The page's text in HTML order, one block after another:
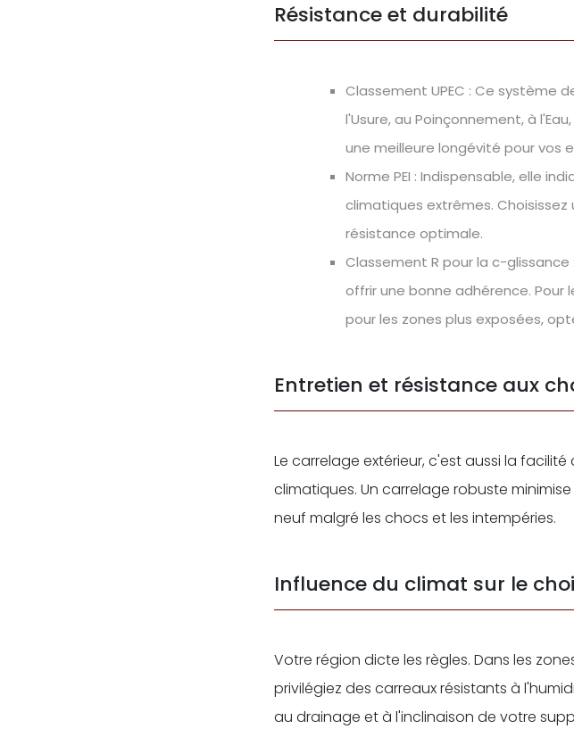
Résistance et durabilité
Classement UPEC : Ce système
l'Usure, au Poinçonnement, à
une meilleure longévité pour vos
Norme PEI : Indispensable, elle
climatiques extrêmes.
résistance optimale.
Classement R pour la c-
offrir une bonne adhérence. Pour
pour les zones plus exposées,
Entretien et résistance aux
Le carrelage extérieur, c'est aussi la
climatiques. Un carrelage robuste
neuf malgré les chocs et les intempéries.
Influence du climat sur le
Votre région dicte les règles. Dans les
privilégiez des carreaux résistants à
au drainage et à l'inclinaison de votre